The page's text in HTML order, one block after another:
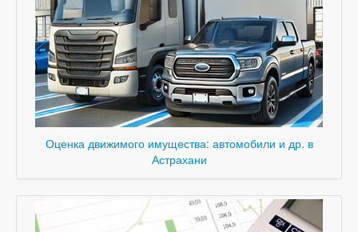
Оценка движимого имущества: автомобили и др. в
Астрахани